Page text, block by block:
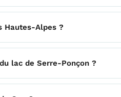
Hautes-Alpes ?
lac de Serre-Ponçon ?